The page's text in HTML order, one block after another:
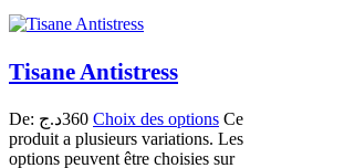
Tisane Antistress
De: 360د.ج Choix des options Ce
produit a plusieurs variations. Les
options peuvent être choisies sur